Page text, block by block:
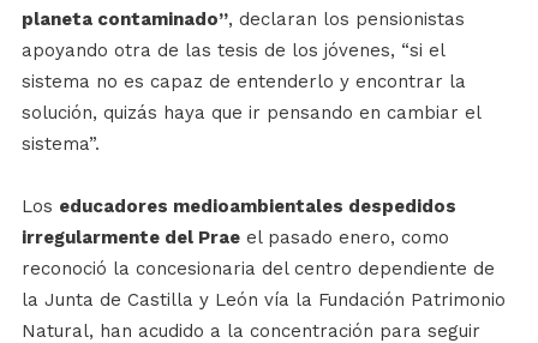
planeta contaminado”, declaran los pensionistas
apoyando otra de las tesis de los jóvenes, “si el
sistema no es capaz de entenderlo y encontrar la
solución, quizás haya que ir pensando en cambiar el
sistema”.
Los educadores medioambientales despedidos
irregularmente del Praeel pasado enero, como
reconoció la concesionaria del centro dependiente de
la Junta de Castilla y León vía la Fundación Patrimonio
Natural, han acudido a la concentración para seguir